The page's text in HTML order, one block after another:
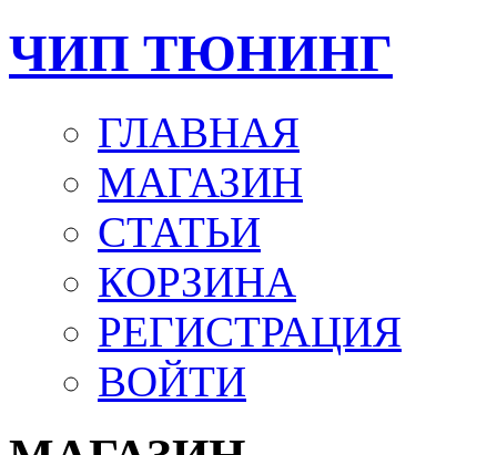
ЧИП ТЮНИНГ
ГЛАВНАЯ
МАГАЗИН
СТАТЬИ
КОРЗИНА
РЕГИСТРАЦИЯ
ВОЙТИ